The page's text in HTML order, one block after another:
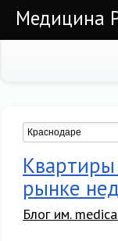
Медицина
рынке
Блог им.